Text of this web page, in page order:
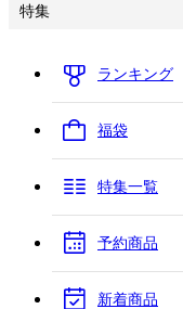
特集
ランキング
福袋
特集一覧
予約商品
新着商品